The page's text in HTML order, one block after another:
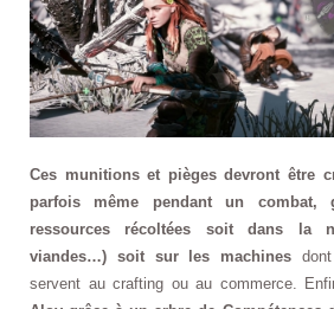
Ces munitions et pièges devront être
parfois même pendant un combat,
ressources récoltées soit dans la
viandes…) soit sur les machines
servent au crafting ou au commerce.